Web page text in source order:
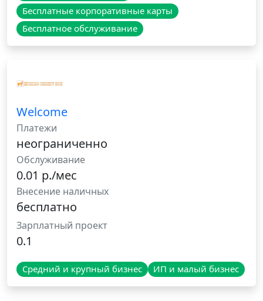
Бесплатные корпоративные карты
Бесплатное обслуживание
Welcome
Платежи
неограниченно
Обслуживание
0.01 р./мес
Внесение наличных
бесплатно
Зарплатный проект
0.1
Средний и крупный бизнес ИП и малый бизнес